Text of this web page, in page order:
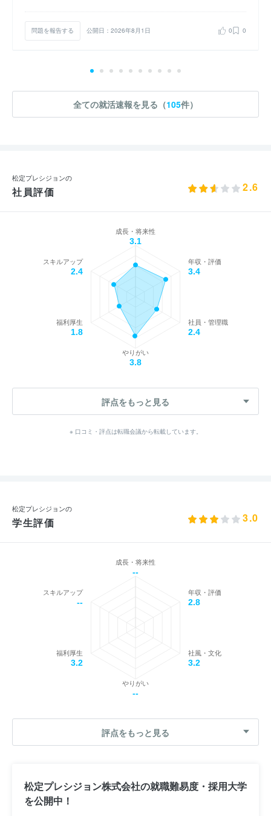
問題を報告する 公開日：2026年8月1日 0 0
全ての就活速報を見る（105件）
松定プレシジョンの
社員評価 2.6
成長・将来性
3.1
年収・評価
3.4
社員・管理職
2.4
やりがい
3.8
福利厚生
1.8
スキルアップ
2.4
評点をもっと見る
※ 口コミ・評点は転職会議から転載しています。
松定プレシジョンの
学生評価 3.0
成長・将来性
--
年収・評価
2.8
社風・文化
3.2
やりがい
--
福利厚生
3.2
スキルアップ
--
評点をもっと見る
松定プレシジョン株式会社の就職難易度・採用大学
を公開中！